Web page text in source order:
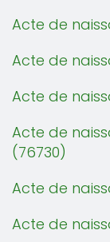
Acte de
Acte de
Acte de
Acte de
(76730)
Acte de
Acte de